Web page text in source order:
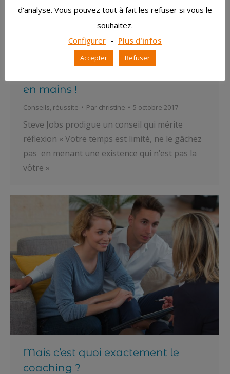
Vous êtes responsable de votre
en mains !
Conseils, réussite Par christine 5 octobre 2017
Steve Jobs prodigue un conseil qui mérite
réflexion « Votre temps est limité, ne le gâchez
pas en menant une existence qui n’est pas la
vôtre »
Mais c’est quoi exactement le
coaching ?
d'analyse. Vous pouvez tout à fait les refuser si vous le
souhaitez.
Configurer - Plus d'infos
Accepter Refuser